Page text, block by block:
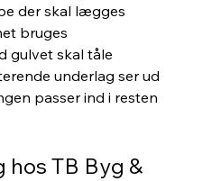
der skal lægges
bruges
gulvet skal tåle
underlag ser ud
passer ind i resten
hos TB Byg &